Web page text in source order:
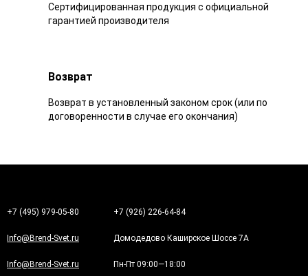
Сертифицированная продукция с официальной
гарантией производителя
Возврат
Возврат в установленный законом срок (или по
договоренности в случае его окончания)
+7 (495) 979-05-80 +7 (926) 226-64-84
Info@Brend-Svet.ru Домодедово Каширское Шоссе 7А
Info@Brend-Svet.ru Пн-Пт 09:00—18:00